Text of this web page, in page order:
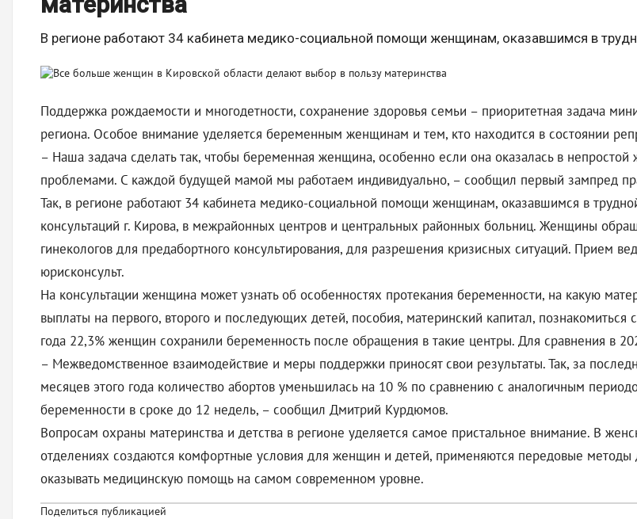
В регионе работают 34 кабинета медико-социальной помощи женщинам, оказавшимся в
Поддержка рождаемости и многодетности, сохранение здоровья семьи – приоритетная задача
региона. Особое внимание уделяется беременным женщинам и тем, кто находится в состоянии
– Наша задача сделать так, чтобы беременная женщина, особенно если она оказалась в
проблемами. С каждой будущей мамой мы работаем индивидуально, – сообщил первый зампред
Так, в регионе работают 34 кабинета медико-социальной помощи женщинам, оказавшимся в
консультаций г. Кирова, в межрайонных центров и центральных районных больниц. Женщины
гинекологов для предабортного консультирования, для разрешения кризисных ситуаций. Прием
юрисконсульт.
На консультации женщина может узнать об особенностях протекания беременности, на какую
выплаты на первого, второго и последующих детей, пособия, материнский капитал, познакомиться
года 22,3% женщин сохранили беременность после обращения в такие центры. Для сравнения в
– Межведомственное взаимодействие и меры поддержки приносят свои результаты. Так, за
месяцев этого года количество абортов уменьшилась на 10 % по сравнению с аналогичным
беременности в сроке до 12 недель, – сообщил Дмитрий Курдюмов.
Вопросам охраны материнства и детства в регионе уделяется самое пристальное внимание. В
отделениях создаются комфортные условия для женщин и детей, применяются передовые методы
оказывать медицинскую помощь на самом современном уровне.
Поделиться публикацией